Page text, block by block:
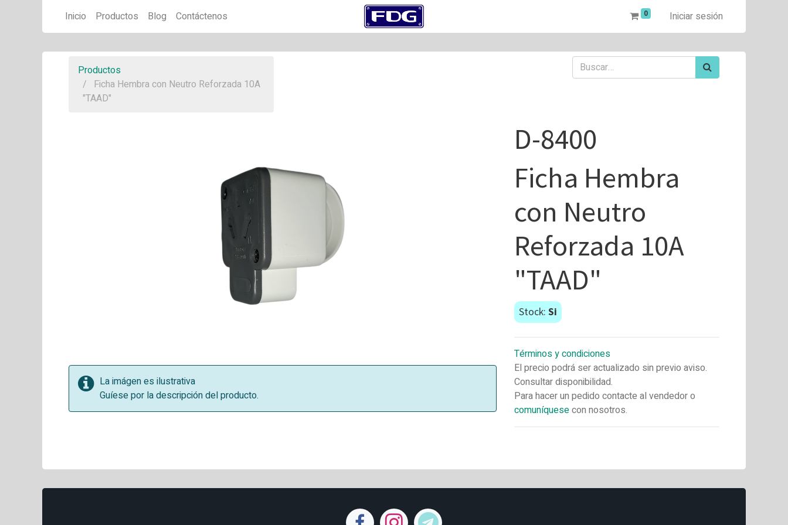
Inicio Productos Blog Contáctenos 0 Iniciar sesión
Productos
Ficha Hembra con Neutro Reforzada 10A
"TAAD"
La imágen es ilustrativa
Guíese por la descripción del producto.
D-8400
Ficha Hembra
con Neutro
Reforzada 10A
"TAAD"
Stock: Si
Términos y condiciones
El precio podrá ser actualizado sin previo aviso.
Consultar disponibilidad.
Para hacer un pedido contacte al vendedor o
comuníquesecon nosotros.